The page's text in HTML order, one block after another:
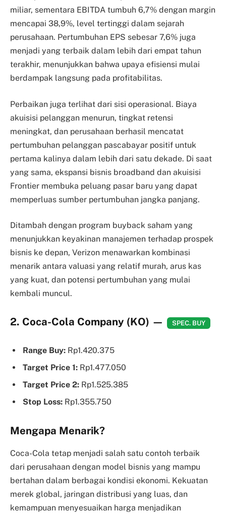
miliar, sementara EBITDA tumbuh 6,7% dengan margin
mencapai 38,9%, level tertinggi dalam sejarah
perusahaan. Pertumbuhan EPS sebesar 7,6% juga
menjadi yang terbaik dalam lebih dari empat tahun
terakhir, menunjukkan bahwa upaya efisiensi mulai
berdampak langsung pada profitabilitas.
Perbaikan juga terlihat dari sisi operasional. Biaya
akuisisi pelanggan menurun, tingkat retensi
meningkat, dan perusahaan berhasil mencatat
pertumbuhan pelanggan pascabayar positif untuk
pertama kalinya dalam lebih dari satu dekade. Di saat
yang sama, ekspansi bisnis broadband dan akuisisi
Frontier membuka peluang pasar baru yang dapat
memperluas sumber pertumbuhan jangka panjang.
Ditambah dengan program buyback saham yang
menunjukkan keyakinan manajemen terhadap prospek
bisnis ke depan, Verizon menawarkan kombinasi
menarik antara valuasi yang relatif murah, arus kas
yang kuat, dan potensi pertumbuhan yang mulai
kembali muncul.
2. Coca-Cola Company (KO) — SPEC. BUY
Range Buy: Rp1.420.375
Target Price 1: Rp1.477.050
Target Price 2: Rp1.525.385
Stop Loss: Rp1.355.750
Mengapa Menarik?
Coca-Cola tetap menjadi salah satu contoh terbaik
dari perusahaan dengan model bisnis yang mampu
bertahan dalam berbagai kondisi ekonomi. Kekuatan
merek global, jaringan distribusi yang luas, dan
kemampuan menyesuaikan harga menjadikan